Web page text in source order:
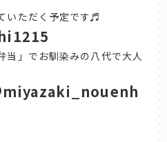
いただく予定です♬
当」でお馴染みの八代で大人
miyazaki_nouenh